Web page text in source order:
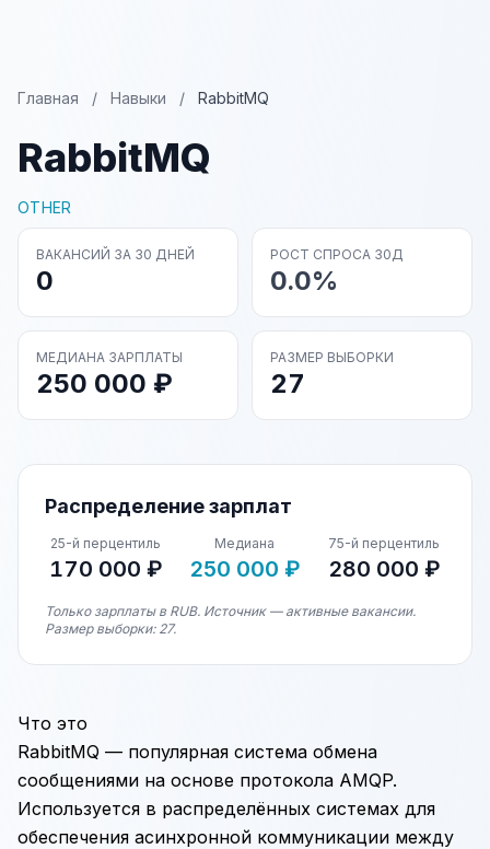
Главная / Навыки / RabbitMQ
RabbitMQ
OTHER
ВАКАНСИЙ ЗА 30 ДНЕЙ
0
РОСТ СПРОСА 30Д
0.0%
МЕДИАНА ЗАРПЛАТЫ
250 000 ₽
РАЗМЕР ВЫБОРКИ
27
Распределение зарплат
25-й перцентиль
170 000 ₽
Медиана
250 000 ₽
75-й перцентиль
280 000 ₽
Только зарплаты в RUB. Источник — активные вакансии.
Размер выборки: 27.
Что это
RabbitMQ — популярная система обмена
сообщениями на основе протокола AMQP.
Используется в распределённых системах для
обеспечения асинхронной коммуникации между